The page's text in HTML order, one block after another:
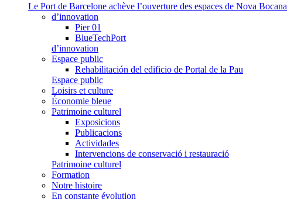
Le Port de Barcelone achève l’ouverture des espaces de Nova Bocana
d’innovation
Pier 01
BlueTechPort
d’innovation
Espace public
Rehabilitación del edificio de Portal de la Pau
Espace public
Loisirs et culture
Économie bleue
Patrimoine culturel
Exposicions
Publicacions
Actividades
Intervencions de conservació i restauració
Patrimoine culturel
Formation
Notre histoire
En constante évolution